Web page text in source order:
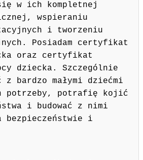
w ich kompletnej
wspieraniu
i tworzeniu
Posiadam certyfikat
oraz certyfikat
dziecka. Szczególnie
z bardzo małymi dziećmi
potrzeby, potrafię kojić
i budować z nimi
bezpieczeństwie i